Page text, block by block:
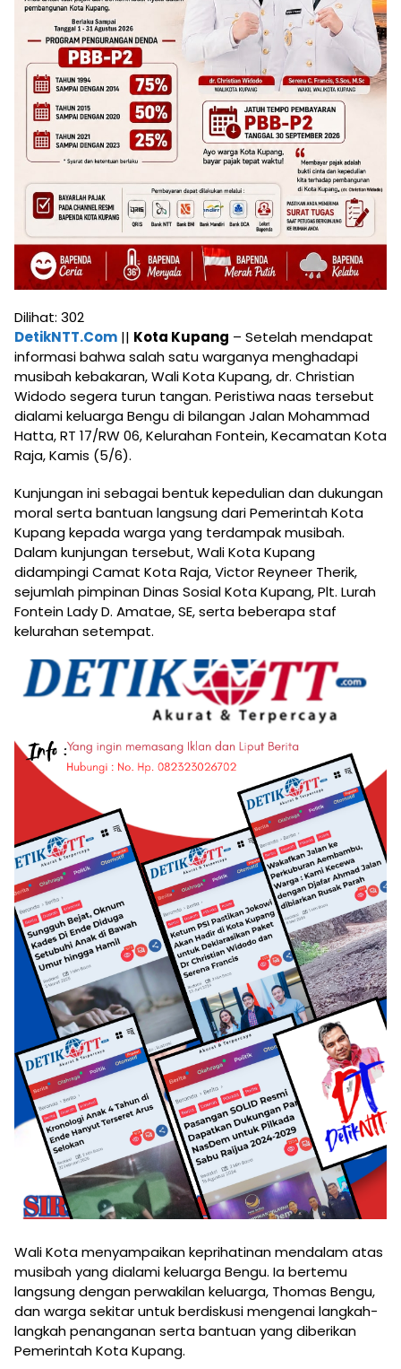
Dilihat: 302
DetikNTT.Com || Kota Kupang – Setelah mendapat
informasi bahwa salah satu warganya menghadapi
musibah kebakaran, Wali Kota Kupang, dr. Christian
Widodo segera turun tangan. Peristiwa naas tersebut
dialami keluarga Bengu di bilangan Jalan Mohammad
Hatta, RT 17/RW 06, Kelurahan Fontein, Kecamatan Kota
Raja, Kamis (5/6).
Kunjungan ini sebagai bentuk kepedulian dan dukungan
moral serta bantuan langsung dari Pemerintah Kota
Kupang kepada warga yang terdampak musibah.
Dalam kunjungan tersebut, Wali Kota Kupang
didampingi Camat Kota Raja, Victor Reyneer Therik,
sejumlah pimpinan Dinas Sosial Kota Kupang, Plt. Lurah
Fontein Lady D. Amatae, SE, serta beberapa staf
kelurahan setempat.
Wali Kota menyampaikan keprihatinan mendalam atas
musibah yang dialami keluarga Bengu. Ia bertemu
langsung dengan perwakilan keluarga, Thomas Bengu,
dan warga sekitar untuk berdiskusi mengenai langkah-
langkah penanganan serta bantuan yang diberikan
Pemerintah Kota Kupang.